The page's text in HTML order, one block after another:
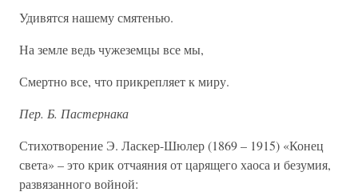
Удивятся нашему смятенью.
На земле ведь чужеземцы все мы,
Смертно все, что прикрепляет к миру.
Пер. Б. Пастернака
Стихотворение Э. Ласкер-Шюлер (1869 – 1915) «Конец
света» – это крик отчаяния от царящего хаоса и безумия,
развязанного войной: